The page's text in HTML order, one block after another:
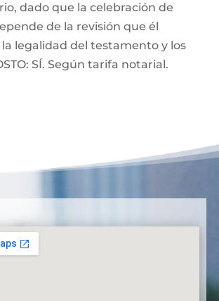
dado que la celebración de
de la revisión que él
la legalidad del testamento y los
SÍ. Según tarifa notarial.